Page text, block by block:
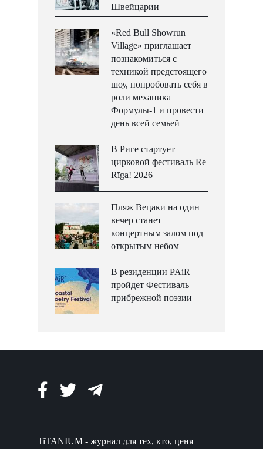
Швейцарии
«Red Bull Showrun
Village» приглашает
познакомиться с
техникой предстоящего
шоу, попробовать себя в
роли механика
Формулы-1 и провести
день всей семьей
В Риге стартует
цирковой фестиваль Re
Rīga! 2026
Пляж Вецаки на один
вечер станет
концертным залом под
открытым небом
В резиденции PAiR
пройдет Фестиваль
прибрежной поэзии
TiTANIUM - журнал для тех, кто, ценя